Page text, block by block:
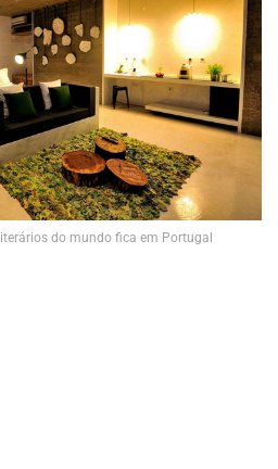
do mundo fica em Portugal